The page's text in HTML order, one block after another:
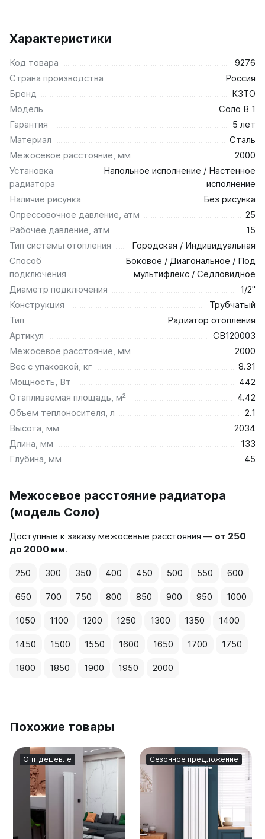
Характеристики
Код товара
9276
Страна производства
Россия
Бренд
КЗТО
Модель
Соло В 1
Гарантия
5 лет
Материал
Сталь
Межосевое расстояние, мм
2000
Установка
радиатора
Напольное исполнение / Настенное
исполнение
Наличие рисунка
Без рисунка
Опрессовочное давление, атм
25
Рабочее давление, атм
15
Тип системы отопления
Городская / Индивидуальная
Способ
подключения
Боковое / Диагональное / Под
мультифлекс / Седловидное
Диаметр подключения
1/2"
Конструкция
Трубчатый
Тип
Радиатор отопления
Артикул
СВ120003
Межосевое расстояние, мм
2000
Вес с упаковкой, кг
8.31
Мощность, Вт
442
Отапливаемая площадь, м²
4.42
Объем теплоносителя, л
2.1
Высота, мм
2034
Длина, мм
133
Глубина, мм
45
Межосевое расстояние радиатора
(модель Соло)
Доступные к заказу межосевые расстояния — от 250
до 2000 мм.
250 300 350 400 450 500 550 600
650 700 750 800 850 900 950 1000
1050 1100 1200 1250 1300 1350 1400
1450 1500 1550 1600 1650 1700 1750
1800 1850 1900 1950 2000
Похожие товары
Опт дешевле Сезонное предложение